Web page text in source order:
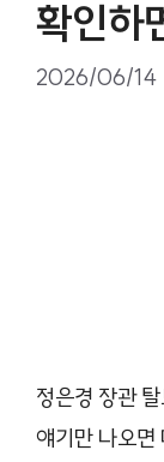
확인하
2026/06/14
정은경 장관
얘기만 나오면